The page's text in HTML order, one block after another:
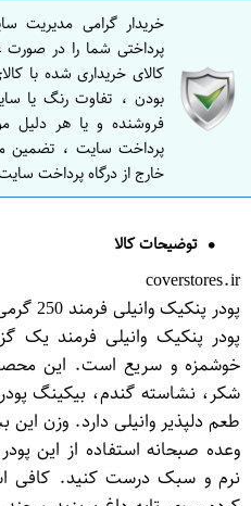
خریدار گرامی مدیریت
پرداختی شما را در
کالای خریداری شده با
بودن ، تفاوت رنگ یا
فروشنده و یا هر دلیل
پرداخت سایت ، تضمین
خارج از درگاه پرداخت
توضیحات کالا
coverstores.ir
پودر پنکیک وانیلی فرمند 250 گرمی
پودر پنکیک وانیلی فرمند یک
خوشمزه و سریع است. این محصول
شکر، نشاسته گندم، بیکینگ
وعده صبحانه استفاده از این
نرم و سبک درست کنید. کافی